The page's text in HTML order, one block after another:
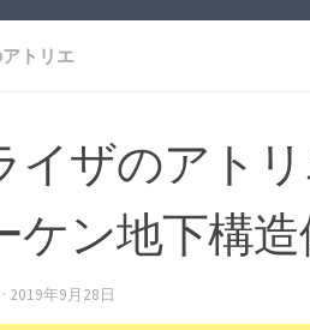
トリエ
イザのアト
ケン地下構
· 2019年9月28日